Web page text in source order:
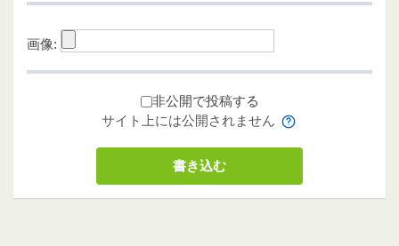
画像:
非公開で投稿する
サイト上には公開されません